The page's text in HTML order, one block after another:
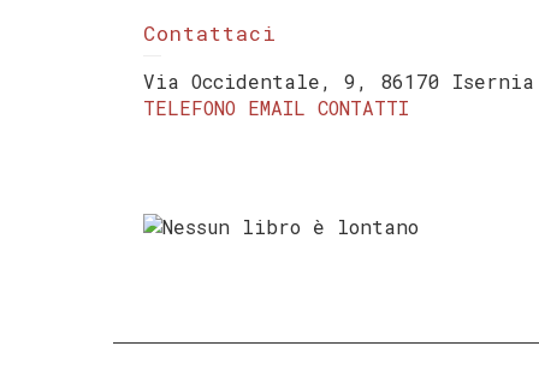
Contattaci
Via Occidentale, 9, 86170
TELEFONO EMAIL CONTATTI